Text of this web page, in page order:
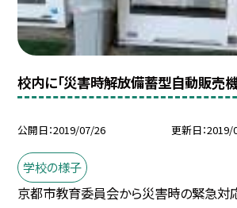
校内に「災害時解放備蓄型自動販売
公開日 2019/07/26 更新日 2019/
学校の様子
京都市教育委員会から災害時の緊急対